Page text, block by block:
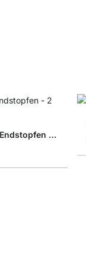
WALK-IN Kleiderstange Endstopfen - 2 Stck